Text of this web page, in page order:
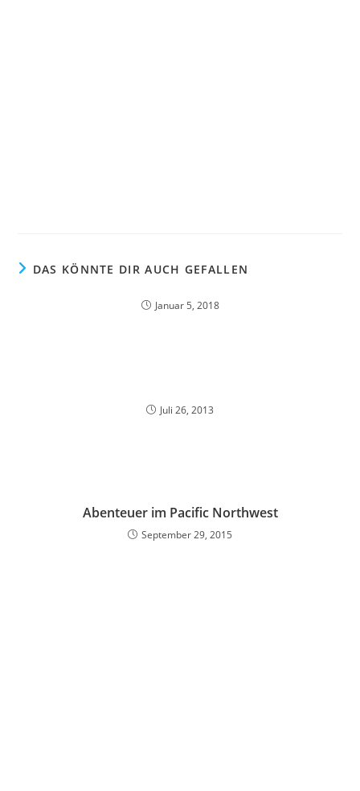
DAS KÖNNTE DIR AUCH GEFALLEN
Januar 5, 2018
Juli 26, 2013
Abenteuer im Pacific Northwest
September 29, 2015